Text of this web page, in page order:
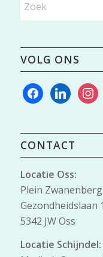
VOLG ONS
facebooklinkedin
CONTACT
Locatie Oss:
Plein Zwanenberg
Gezondheidslaan
5342 JW Oss
Locatie Schijndel: